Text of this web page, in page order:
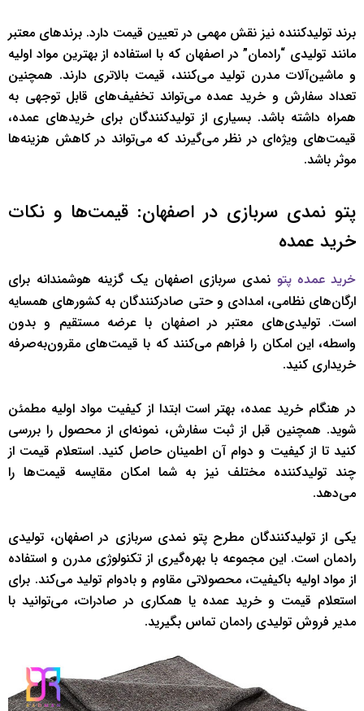
برند تولیدکننده نیز نقش مهمی در تعیین قیمت دارد. برندهای معتبر
مانند تولیدی “رادمان” در اصفهان که با استفاده از بهترین مواد اولیه
و ماشین‌آلات مدرن تولید می‌کنند، قیمت بالاتری دارند. همچنین
تعداد سفارش و خرید عمده می‌تواند تخفیف‌های قابل توجهی به
همراه داشته باشد. بسیاری از تولیدکنندگان برای خریدهای عمده،
قیمت‌های ویژه‌ای در نظر می‌گیرند که می‌تواند در کاهش هزینه‌ها
موثر باشد.
پتو نمدی سربازی در اصفهان: قیمت‌ها و نکات
خرید عمده
خرید عمده پتو نمدی سربازی اصفهان یک گزینه هوشمندانه برای
ارگان‌های نظامی، امدادی و حتی صادرکنندگان به کشورهای همسایه
است. تولیدی‌های معتبر در اصفهان با عرضه مستقیم و بدون
واسطه، این امکان را فراهم می‌کنند که با قیمت‌های مقرون‌به‌صرفه
خریداری کنید.
در هنگام خرید عمده، بهتر است ابتدا از کیفیت مواد اولیه مطمئن
شوید. همچنین قبل از ثبت سفارش، نمونه‌ای از محصول را بررسی
کنید تا از کیفیت و دوام آن اطمینان حاصل کنید. استعلام قیمت از
چند تولیدکننده مختلف نیز به شما امکان مقایسه قیمت‌ها را
می‌دهد.
یکی از تولیدکنندگان مطرح پتو نمدی سربازی در اصفهان، تولیدی
رادمان است. این مجموعه با بهره‌گیری از تکنولوژی مدرن و استفاده
از مواد اولیه باکیفیت، محصولاتی مقاوم و بادوام تولید می‌کند. برای
استعلام قیمت و خرید عمده یا همکاری در صادرات، می‌توانید با
مدیر فروش تولیدی رادمان تماس بگیرید.